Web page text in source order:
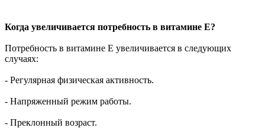
Когда увеличивается потребность в витамине Е?
Потребность в витамине Е увеличивается в следующих
случаях:
- Регулярная физическая активность.
- Напряженный режим работы.
- Преклонный возраст.